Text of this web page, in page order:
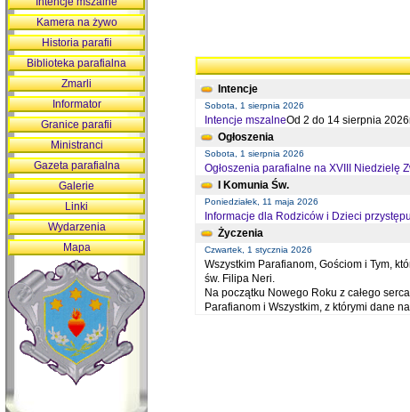
Intencje
Sobota, 1 sierpnia 2026
Intencje mszalneOd 2 do 14 sierpnia
Ogłoszenia
Sobota, 1 sierpnia 2026
Ogłoszenia parafialne na XVIII Niedzielę
I Komunia Św.
Poniedziałek, 11 maja 2026
Informacje dla Rodziców i Dzieci
Życzenia
Czwartek, 1 stycznia 2026
Wszystkim Parafianom, Gościom i Tym,
św. Filipa Neri.
Na początku Nowego Roku z całego
Parafianom i Wszystkim, z którymi dane
Kamera na żywo
Historia parafii
Biblioteka parafialna
Zmarli
Informator
Granice parafii
Ministranci
Gazeta parafialna
Galerie
Linki
Wydarzenia
Mapa